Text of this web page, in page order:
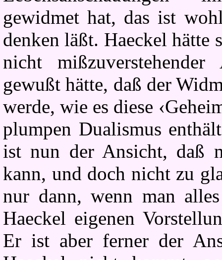
gewidmet hat, das ist
denken läßt. Haeckel
nicht
gewußt hätte, daß der
werde, wie es diese
plumpen Dualismus
ist nun der Ansicht, daß
kann, und doch nicht zu
nur dann, wenn man
Haeckel eigenen
Er ist aber ferner der